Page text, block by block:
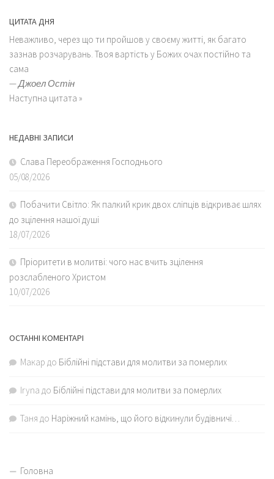
ЦИТАТА ДНЯ
Неважливо, через що ти пройшов у своєму житті, як багато
зазнав розчарувань. Твоя вартість у Божих очах постійно та
сама
—Джоел Остін
Наступна цитата »
НЕДАВНІ ЗАПИСИ
Слава Переображення Господнього
05/08/2026
Побачити Світло: Як палкий крик двох сліпців відкриває шлях
до зцілення нашої душі
18/07/2026
Пріоритети в молитві: чого нас вчить зцілення
розслабленого Христом
10/07/2026
ОСТАННІ КОМЕНТАРІ
Макар до Біблійні підстави для молитви за померлих
Iryna до Біблійні підстави для молитви за померлих
Таня до Наріжний камінь, що його відкинули будівничі…
Головна